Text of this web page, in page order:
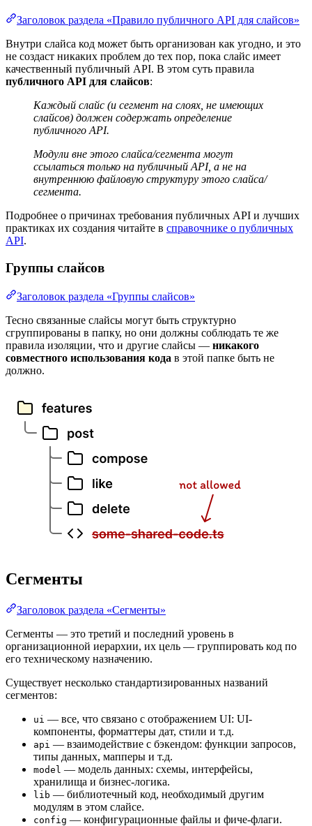
Заголовок раздела «Правило публичного API для слайсов»
Внутри слайса код может быть организован как угодно, и это
не создаст никаких проблем до тех пор, пока слайс имеет
качественный публичный API. В этом суть правила
публичного API для слайсов:
Каждый слайс (и сегмент на слоях, не имеющих
слайсов) должен содержать определение
публичного API.
Модули вне этого слайса/сегмента могут
ссылаться только на публичный API, а не на
внутреннюю файловую структуру этого слайса/
сегмента.
Подробнее о причинах требования публичных API и лучших
практиках их создания читайте в справочнике о публичных
API.
Группы слайсов
Заголовок раздела «Группы слайсов»
Тесно связанные слайсы могут быть структурно
сгруппированы в папку, но они должны соблюдать те же
правила изоляции, что и другие слайсы — никакого
совместного использования кода в этой папке быть не
должно.
Сегменты
Заголовок раздела «Сегменты»
Сегменты — это третий и последний уровень в
организационной иерархии, их цель — группировать код по
его техническому назначению.
Существует несколько стандартизированных названий
сегментов:
ui — все, что связано с отображением UI: UI-
компоненты, форматтеры дат, стили и т.д.
api — взаимодействие с бэкендом: функции запросов,
типы данных, мапперы и т.д.
model — модель данных: схемы, интерфейсы,
хранилища и бизнес-логика.
lib — библиотечный код, необходимый другим
модулям в этом слайсе.
config — конфигурационные файлы и фиче-флаги.